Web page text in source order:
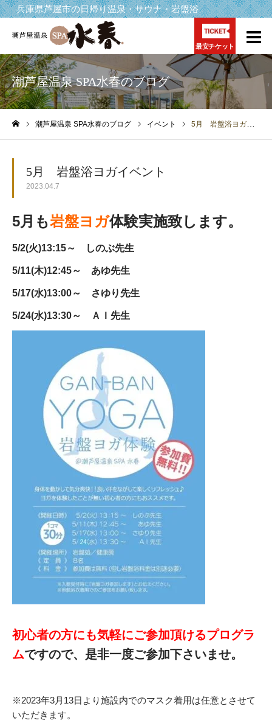
兵庫県芦屋市の日帰り温泉・サウナ・岩盤浴
最安チケット
潮芦屋温泉 SPA水春のブログ
潮芦屋温泉 SPA水春のブログ イベント 5月 岩盤浴ヨガイベント
5月 岩盤浴ヨガイベント
2023.04.7
5月も岩盤ヨガ体験実施致します。
5/2(火)13:15～ しのぶ先生
5/11(木)12:45～ あゆ先生
5/17(水)13:00～ さゆり先生
5/24(水)13:30～ ＡＩ先生
初心者の方にも気軽にご参加頂けるプログラ
ムですので、是非一度ご参加下さいませ。
※2023年3月13日より施設内でのマスク着用は任意とさせて
いただきます。